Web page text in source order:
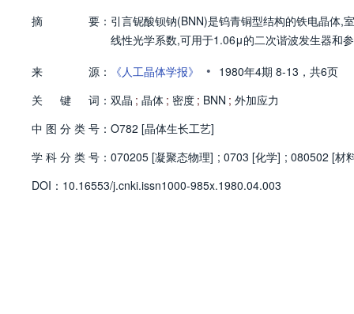
摘
要： 引言铌酸钡钠(BNN)是钨青铜型结构的铁电晶
线性光学系数,可用于1.06μ的二次谐波发生器和
来
源： 《人工晶体学报》 • 1980年4期 8-13， 共6页
关
键 词： 双晶 ; 晶体 ; 密度 ; BNN ; 外加应力
中 图 分 类 号： O782 [晶体生长工艺]
学 科 分 类 号： 070205 [凝聚态物理] ; 0703 [化学] ; 080502 [材
DOI： 10.16553/j.cnki.issn1000-985x.1980.04.003